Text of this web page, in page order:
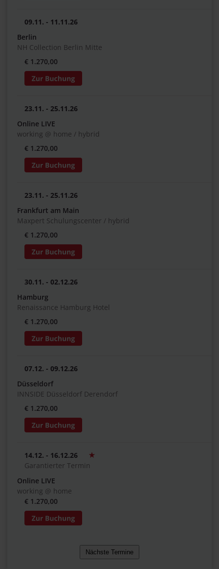
09.11. - 11.11.26
Berlin
NH Collection Berlin Mitte
€ 1.270,00
23.11. - 25.11.26
Online LIVE
working @ home / hybrid
€ 1.270,00
23.11. - 25.11.26
Frankfurt am Main
Maxpert Schulungscenter / hybrid
€ 1.270,00
30.11. - 02.12.26
Hamburg
Renaissance Hamburg Hotel
€ 1.270,00
07.12. - 09.12.26
Düsseldorf
INNSIDE Düsseldorf Derendorf
€ 1.270,00
14.12. - 16.12.26
Garantierter Termin
Online LIVE
working @ home
€ 1.270,00